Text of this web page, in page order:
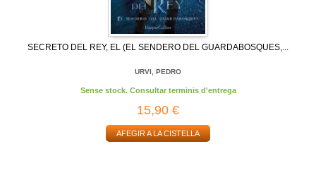
SECRETO DEL REY, EL (EL SENDERO DEL GUARDABOSQUES,...
URVI, PEDRO
Sense stock. Consultar terminis d'entrega
15,90 €
AFEGIR A LA CISTELLA